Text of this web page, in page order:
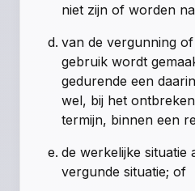
niet zijn of worden
van de vergunning
gebruik wordt
gedurende een
wel, bij het
termijn, binnen een
de werkelijke situatie
vergunde situatie; of